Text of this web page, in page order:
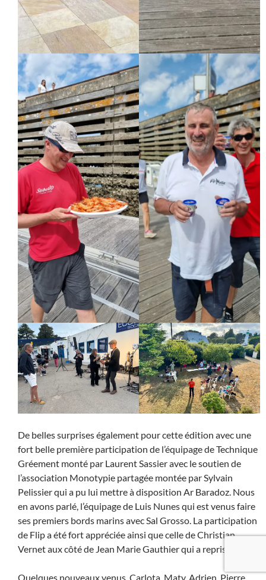
De belles surprises également pour cette édition avec une
fort belle première participation de l’équipage de Technique
Gréement monté par Laurent Sassier avec le soutien de
l’association Monotypie partagée montée par Sylvain
Pelissier qui a pu lui mettre à disposition Ar Baradoz. Nous
en avons parlé, l’équipage de Luis Nunes qui est venus faire
ses premiers bords marins avec Sal Grosso. La participation
de Flip a été fort appréciée ainsi que celle de Christian
Vernet aux côté de Jean Marie Gauthier qui a repris Arista !
Quelques nouveaux venus, Carlota, Maty, Adrien, Pierre